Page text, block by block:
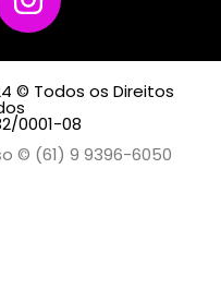
© Todos os Direitos
0001-08
© (61) 9 9396-6050